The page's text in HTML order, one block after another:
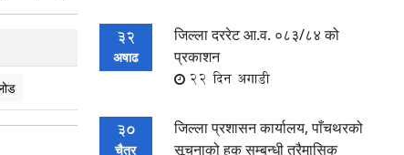
32
अषाढ
जिल्ला दररेट आ.व. ०८३/८४ को
प्रकाशन
22 दिन अगाडी
30
चैत्र
जिल्ला प्रशासन कार्यालय, पाँचथरको
सूचनाको हक सम्बन्धी त्रैमासिक